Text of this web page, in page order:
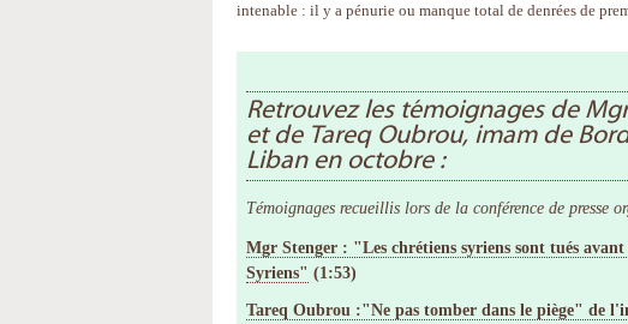
intenable : il y a pénurie ou manque total de denrées de
Retrouvez les témoignages de
et de Tareq Oubrou, imam de
Liban en octobre :
Témoignages recueillis lors de la conférence de presse
Mgr Stenger : "Les chrétiens syriens sont tués
Syriens" (1:53)
Tareq Oubrou :"Ne pas tomber dans le piège" de